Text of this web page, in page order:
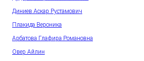
Диниев Аскар Рустамович
Плакида Вероника
Арбатова Глафира Романовна
Овер Айлин